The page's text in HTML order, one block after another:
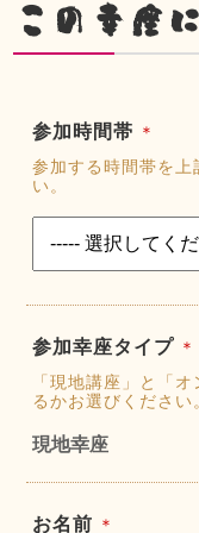
この幸座
参加時間帯 ＊
参加する時間帯を上
い。
参加幸座タイプ ＊
「現地講座」と「
るかお選びください
現地幸座
お名前 ＊